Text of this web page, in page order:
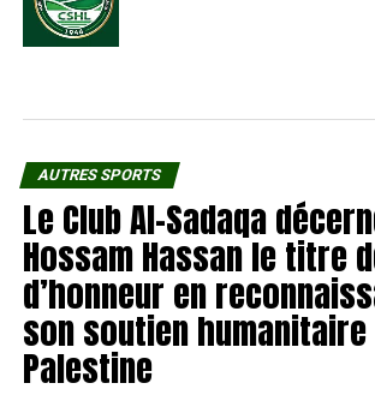
AUTRES SPORTS
Le Club Al-Sadaqa
Hossam Hassan le titre
d’honneur en
son soutien
Palestine